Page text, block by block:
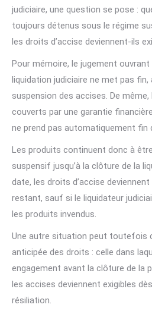
judiciaire, une question se pose :
toujours détenus sous le régime
les droits d’accise deviennent-ils
Pour mémoire, le jugement
liquidation judiciaire ne met pas fin,
suspension des accises. De
couverts par une garantie
ne prend pas automatiquement fin
Les produits continuent donc à
suspensif jusqu’à la clôture de la
date, les droits d’accise
restant, sauf si le liquidateur
les produits invendus.
Une autre situation peut toutefois
anticipée des droits : celle dans
engagement avant la clôture de la
les accises deviennent exigibles
résiliation.